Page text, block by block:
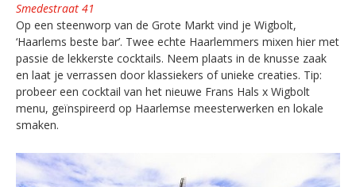
Smedestraat 41
Op een steenworp van de Grote Markt vind je Wigbolt,
‘Haarlems beste bar’. Twee echte Haarlemmers mixen hier met
passie de lekkerste cocktails. Neem plaats in de knusse zaak
en laat je verrassen door klassiekers of unieke creaties. Tip:
probeer een cocktail van het nieuwe Frans Hals x Wigbolt
menu, geïnspireerd op Haarlemse meesterwerken en lokale
smaken.